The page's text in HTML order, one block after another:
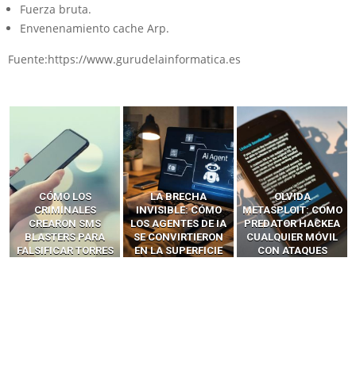
Fuerza bruta.
Envenenamiento cache Arp.
Fuente:https://www.gurudelainformatica.es
LA BRECHA
INVISIBLE: CÓMO
LOS AGENTES DE IA
SE CONVIRTIERON
EN LA SUPERFICIE
OLVIDA
METASPLOIT: CÓMO
PREDATOR HACKEA
CUALQUIER MÓVIL
CON ATAQUES
CÓMO LOS HACKERS
INTERCEPTAN OTPS
Y LLAMADAS
MÓVILES SIN
‘HACKEAR’ — EL